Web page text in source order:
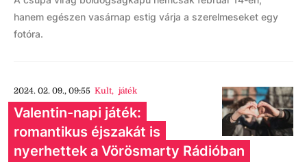
hanem egészen vasárnap estig várja a szerelmeseket egy
fotóra.
2024. 02. 09., 09:55 Kult, játék
Valentin-napi játék:
romantikus éjszakát is
nyerhettek a Vörösmarty Rádióban